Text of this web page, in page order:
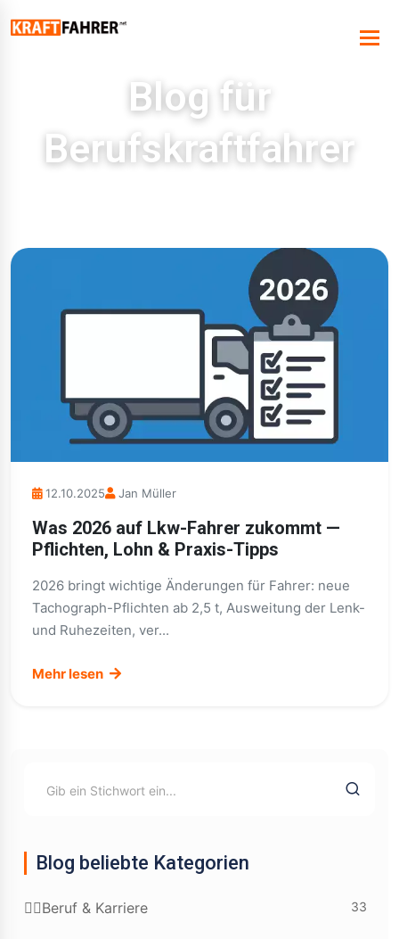
Blog für
Berufskraftfahrer
12.10.2025 Jan Müller
Was 2026 auf Lkw-Fahrer zukommt —
Pflichten, Lohn & Praxis-Tipps
2026 bringt wichtige Änderungen für Fahrer: neue
Tachograph-Pflichten ab 2,5 t, Ausweitung der Lenk-
und Ruhezeiten, ver...
Mehr lesen
Blog beliebte Kategorien
👷‍♂️Beruf & Karriere 33